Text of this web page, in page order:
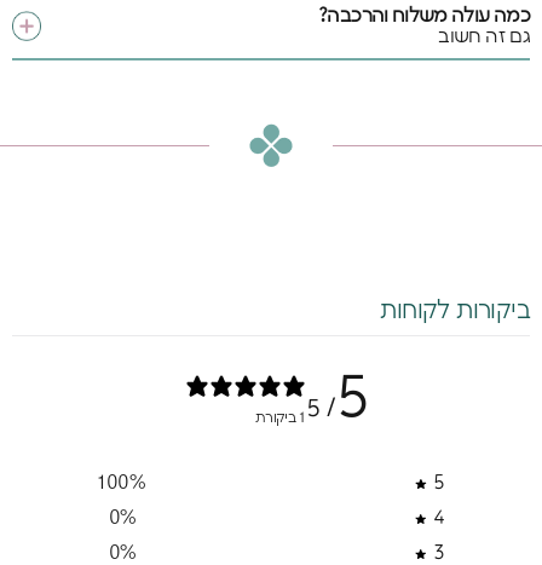
כמה עולה משלוח והרכבה?
גם זה חשוב
ביקורות לקוחות
5
/ 5 1 ביקורת
5
100%
4
0%
3
0%